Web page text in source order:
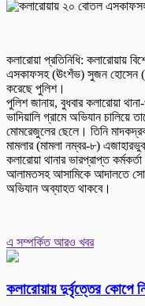
কলারোয়া প্রতিনিধি: কলারোয়ায়
এসকাফসহ (ঊংশঁভ) সুজন হোসেন
করেছে পুলিশ।
পুলিশ জানায়, বুধবার কলারোয়া
ভাদিয়ালি গ্রামে অভিযান
মোমরেজুলের ছেলে। তিনি
মামলার (মামলা নম্বর-৮)
কলারোয়া থানার ভারপ্রাপ্ত
আলামতসহ আসামিকে আদালতে
অভিযান অব্যাহত থাকবে।
এ সম্পর্কিত আরও খবর
কলারোয়ায় দুর্বৃত্তের কোপে